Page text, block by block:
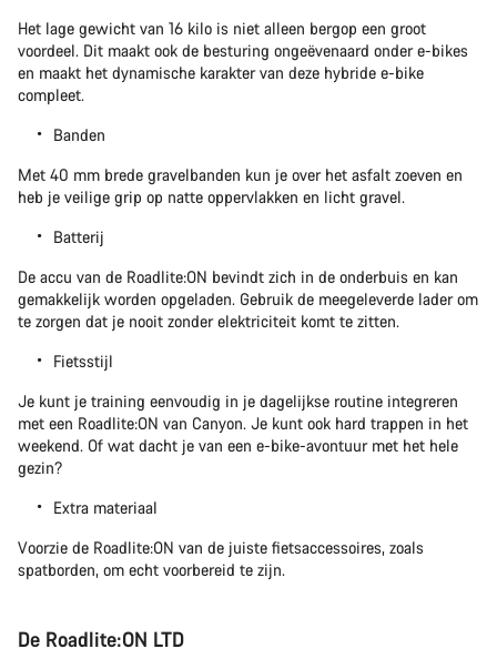
Het lage gewicht van 16 kilo is niet alleen bergop een groot
voordeel. Dit maakt ook de besturing ongeëvenaard onder e-bikes
en maakt het dynamische karakter van deze hybride e-bike
compleet.
Banden
Met 40 mm brede gravelbanden kun je over het asfalt zoeven en
heb je veilige grip op natte oppervlakken en licht gravel.
Batterij
De accu van de Roadlite:ON bevindt zich in de onderbuis en kan
gemakkelijk worden opgeladen. Gebruik de meegeleverde lader om
te zorgen dat je nooit zonder elektriciteit komt te zitten.
Fietsstijl
Je kunt je training eenvoudig in je dagelijkse routine integreren
met een Roadlite:ON van Canyon. Je kunt ook hard trappen in het
weekend. Of wat dacht je van een e-bike-avontuur met het hele
gezin?
Extra materiaal
Voorzie de Roadlite:ON van de juiste fietsaccessoires, zoals
spatborden, om echt voorbereid te zijn.
De Roadlite:ON LTD